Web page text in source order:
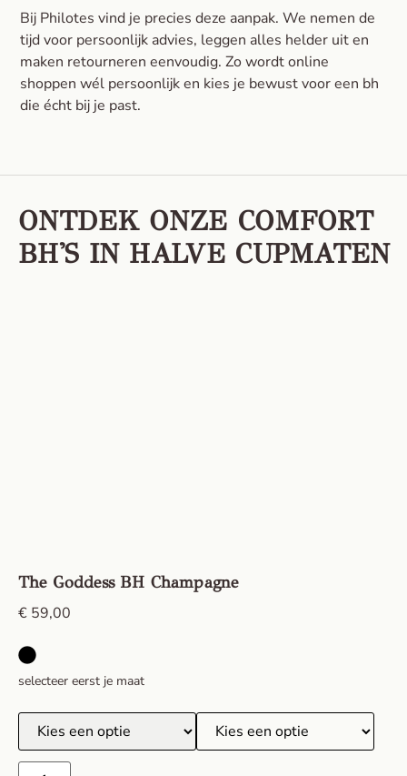
Bij Philotes vind je precies deze aanpak. We nemen de
tijd voor persoonlijk advies, leggen alles helder uit en
maken retourneren eenvoudig. Zo wordt online
shoppen wél persoonlijk en kies je bewust voor een bh
die écht bij je past.
ONTDEK ONZE COMFORT
BH'S IN HALVE CUPMATEN
The Goddess BH Champagne
€ 59,00
selecteer eerst je maat